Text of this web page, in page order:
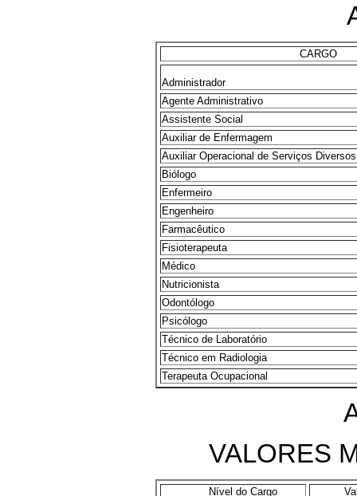
CARGO
Administrador
Agente Administrativo
Assistente Social
Auxiliar de Enfermagem
Auxiliar Operacional de Serviços Diversos
Biólogo
Enfermeiro
Engenheiro
Farmacêutico
Fisioterapeuta
Médico
Nutricionista
Odontólogo
Psicólogo
Técnico de Laboratório
Técnico em Radiologia
Terapeuta Ocupacional
VALORES
Nível do Cargo